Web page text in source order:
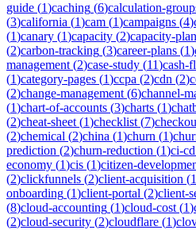
guide (1)caching (6)calculation-
(3)california (1)cam (1)campaigns (4)
(1)canary (1)capacity (2)capacity-
(2)carbon-tracking (3)career-plans (1)
management (2)case-study (11)cash-
(1)category-pages (1)ccpa (2)cdn (2)
(2)change-management (6)channel-
(1)chart-of-accounts (3)charts (1)
(2)cheat-sheet (1)checklist (7)
(2)chemical (2)china (1)churn (1)
prediction (2)churn-reduction (1)ci-cd
economy (1)cis (1)citizen-
(2)clickfunnels (2)client-acquisition (1
onboarding (1)client-portal (2)client-
(8)cloud-accounting (1)cloud-cost (1)
(2)cloud-security (2)cloudflare (1)